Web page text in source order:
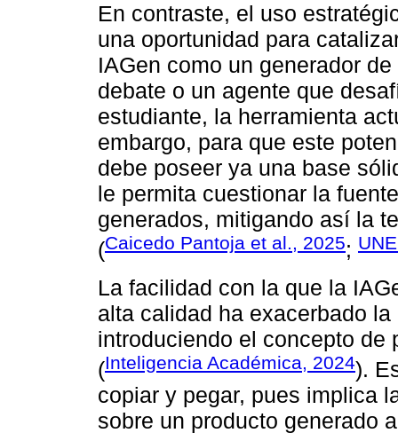
En contraste, el uso
una oportunidad para
IAGen como un generador
debate o un agente que
estudiante, la herramienta
embargo, para que este
debe poseer ya una base
le permita cuestionar la
generados, mitigando así la
(Caicedo Pantoja et al., 2025;
La facilidad con la que la
alta calidad ha exacerbado
introduciendo el concepto de
(Inteligencia Académica, 2024).
copiar y pegar, pues implica
sobre un producto generado